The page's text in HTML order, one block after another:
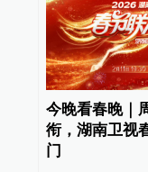
今晚看春晚｜
衔，湖南卫视
门